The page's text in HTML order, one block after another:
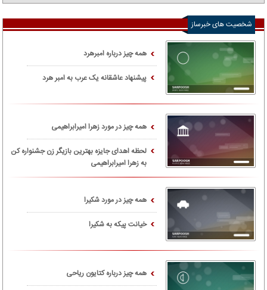
شخصیت های خبرساز
همه چیز درباره امبرهرد
پیشنهاد عاشقانه یک عرب به امبر هرد
همه چیز در مورد زهرا امیرابراهیمی
لحظه اهدای جایزه بهترین بازیگر زن جشنواره کن
به زهرا امیرابراهیمی
همه چیز در مورد شکیرا
خیانت پیکه به شکیرا
همه چیز درباره کتایون ریاحی